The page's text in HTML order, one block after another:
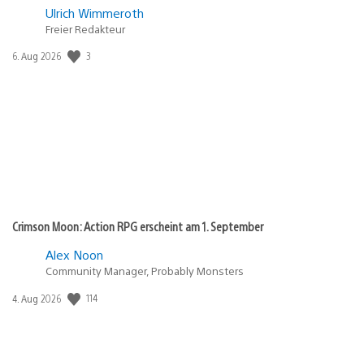
Ulrich Wimmeroth
Freier Redakteur
Veröffentlichungsdatum:
6. Aug 2026 3
Crimson Moon: Action RPG erscheint am 1. September
Alex Noon
Community Manager, Probably Monsters
Veröffentlichungsdatum:
4. Aug 2026 114